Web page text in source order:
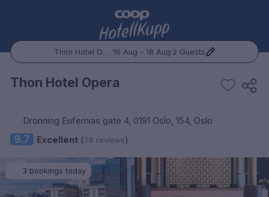
Thon Hotel Opera ·16 Aug - 18 Aug·2 Guests
Popular Destinations:
Bergen
Trondheim
Thon Hotel Opera
Dronning Eufemias gate 4, 0191 Oslo, 154, Oslo
9.7 Excellent(78 reviews)
3 bookings today